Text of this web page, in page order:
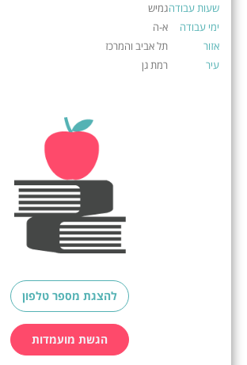
שעות עבודהגמיש
ימי עבודה
א-ה
אזור
תל אביב והמרכז
עיר
רמת גן
להצגת מספר טלפון
הגשת מועמדות